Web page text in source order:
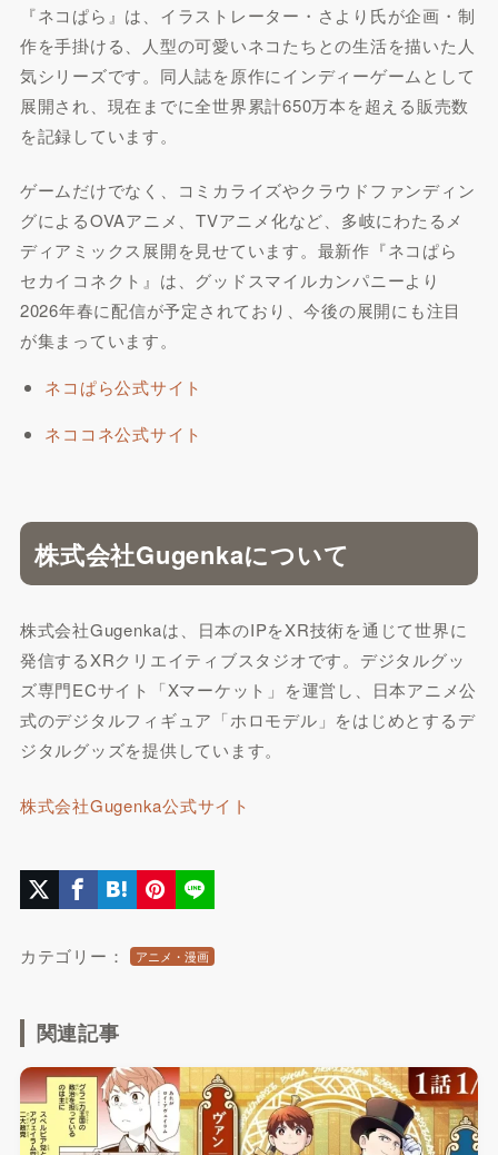
『ネコぱら』は、イラストレーター・さより氏が企画・制
作を手掛ける、人型の可愛いネコたちとの生活を描いた人
気シリーズです。同人誌を原作にインディーゲームとして
展開され、現在までに全世界累計650万本を超える販売数
を記録しています。
ゲームだけでなく、コミカライズやクラウドファンディン
グによるOVAアニメ、TVアニメ化など、多岐にわたるメ
ディアミックス展開を見せています。最新作『ネコぱら
セカイコネクト』は、グッドスマイルカンパニーより
2026年春に配信が予定されており、今後の展開にも注目
が集まっています。
ネコぱら公式サイト
ネココネ公式サイト
株式会社Gugenkaについて
株式会社Gugenkaは、日本のIPをXR技術を通じて世界に
発信するXRクリエイティブスタジオです。デジタルグッ
ズ専門ECサイト「Xマーケット」を運営し、日本アニメ公
式のデジタルフィギュア「ホロモデル」をはじめとするデ
ジタルグッズを提供しています。
株式会社Gugenka公式サイト
カテゴリー： アニメ・漫画
関連記事